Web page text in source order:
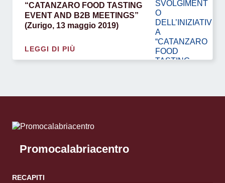
“CATANZARO FOOD TASTING
EVENT AND B2B MEETINGS”
(Zurigo, 13 maggio 2019)
LEGGI DI PIÙ
Promocalabriacentro
RECAPITI